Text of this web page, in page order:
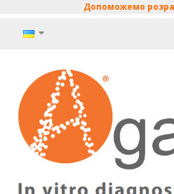
Допоможемо